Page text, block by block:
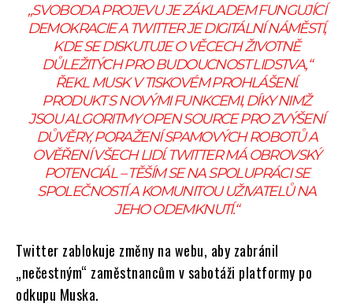
„SVOBODA PROJEVU JE ZÁKLADEM FUNGUJÍCÍ
DEMOKRACIE A TWITTER JE DIGITÁLNÍ NÁMĚSTÍ,
KDE SE DISKUTUJE O VĚCECH ŽIVOTNĚ
DŮLEŽITÝCH PRO BUDOUCNOST LIDSTVA,“
ŘEKL MUSK V TISKOVÉM PROHLÁŠENÍ.
PRODUKT S NOVÝMI FUNKCEMI, DÍKY NIMŽ
JSOU ALGORITMY OPEN SOURCE PRO ZVÝŠENÍ
DŮVĚRY, PORAŽENÍ SPAMOVÝCH ROBOTŮ A
OVĚŘENÍ VŠECH LIDÍ. TWITTER MÁ OBROVSKÝ
POTENCIÁL – TĚŠÍM SE NA SPOLUPRÁCI SE
SPOLEČNOSTÍ A KOMUNITOU UŽIVATELŮ NA
JEHO ODEMKNUTÍ.“
Twitter zablokuje změny na webu, aby zabránil
„nečestným“ zaměstnancům v sabotáži platformy po
odkupu Muska.